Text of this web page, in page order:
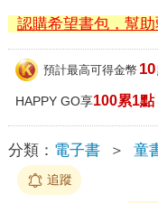
認購希望書包，幫
預計最高可得金幣 10
HAPPY GO享100累1點
分類： 電子書 ＞ 童
追蹤